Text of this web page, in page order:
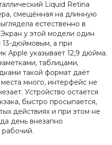
Liquid Retina
смещённая на длинную
естественно в
у этой модели один
13-дюймовым, а при
Apple указывает 12,9 дюйма.
таблицами,
такой формат даёт
много, интерфейс не
Устройство остаётся
быстро просыпается,
действиях и при этом не
день внезапно
рабочий.